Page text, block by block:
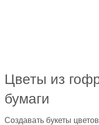
Цветы из
бумаги
Создавать букеты